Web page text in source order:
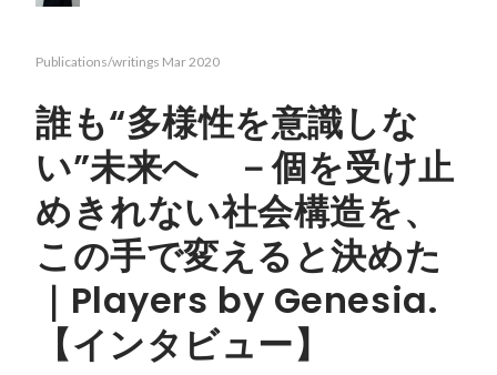
Publications/writings Mar 2020
誰も“多様性を意識しな
い”未来へ －個を受け止
めきれない社会構造を、
この手で変えると決めた
｜Players by Genesia.
【インタビュー】